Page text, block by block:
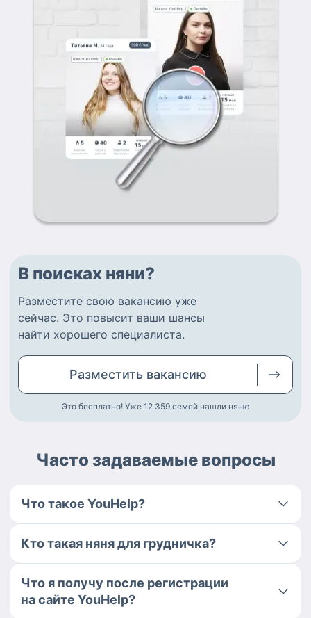
В поисках няни?
Разместите свою вакансию уже
сейчас. Это повысит ваши шансы
найти хорошего специалиста.
Разместить вакансию
Это бесплатно! Уже 12 359 семей нашли няню
Часто задаваемые вопросы
Что такое YouHelp?
Кто такая няня для грудничка?
Что я получу после регистрации
на сайте YouHelp?